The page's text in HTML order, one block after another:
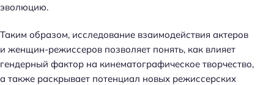
эволюцию.
Таким образом, исследование взаимодействия актеров
и женщин-режиссеров позволяет понять, как влияет
гендерный фактор на кинематографическое творчество,
а также раскрывает потенциал новых режиссерских